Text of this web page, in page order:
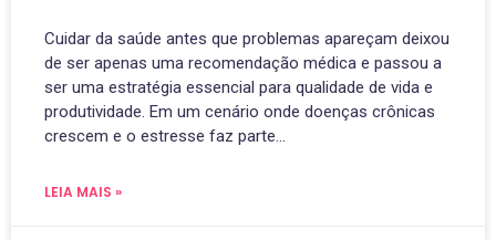
Cuidar da saúde antes que problemas apareçam deixou
de ser apenas uma recomendação médica e passou a
ser uma estratégia essencial para qualidade de vida e
produtividade. Em um cenário onde doenças crônicas
crescem e o estresse faz parte…
LEIA MAIS »